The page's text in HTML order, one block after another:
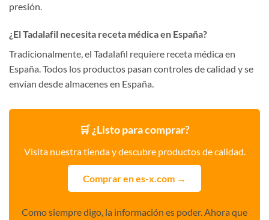
presión.
¿El Tadalafil necesita receta médica en España?
Tradicionalmente, el Tadalafil requiere receta médica en
España. Todos los productos pasan controles de calidad y se
envían desde almacenes en España.
🛒 ¿Listo para comprar?
Visita nuestra tienda y descubre productos de calidad.
Comprar en es-x.com →
Como siempre digo, la información es poder. Ahora que